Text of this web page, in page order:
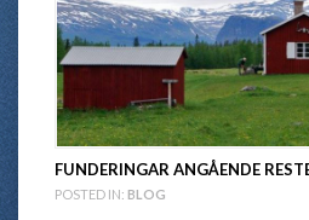
FUNDERINGAR ANGÅENDE
POSTED IN: BLOG